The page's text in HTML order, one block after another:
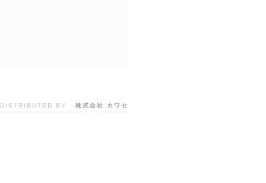
DISTRIBUTED BY 株式会社 カワセ